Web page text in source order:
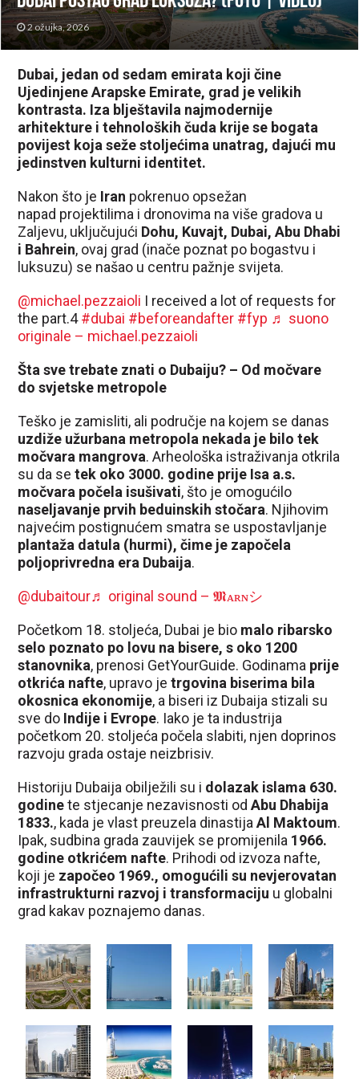
2 ožujka, 2026
Dubai, jedan od sedam emirata koji čine
Ujedinjene Arapske Emirate, grad je velikih
kontrasta. Iza blještavila najmodernije
arhitekture i tehnoloških čuda krije se bogata
povijest koja seže stoljećima unatrag, dajući mu
jedinstven kulturni identitet.
Nakon što je Iran pokrenuo opsežan
napad projektilima i dronovima na više gradova u
Zaljevu, uključujući Dohu, Kuvajt, Dubai, Abu Dhabi
i Bahrein, ovaj grad (inače poznat po bogastvu i
luksuzu) se našao u centru pažnje svijeta.
@michael.pezzaioli I received a lot of requests for
the part.4#dubai #beforeandafter #fyp ♬ suono
originale – michael.pezzaioli
Šta sve trebate znati o Dubaiju? – Od močvare
do svjetske metropole
Teško je zamisliti, ali područje na kojem se danas
uzdiže užurbana metropola nekada je bilo tek
močvara mangrova. Arheološka istraživanja otkrila
su da se tek oko 3000. godine prije Isa a.s.
močvara počela isušivati, što je omogućilo
naseljavanje prvih beduinskih stočara. Njihovim
najvećim postignućem smatra se uspostavljanje
plantaža datula (hurmi), čime je započela
poljoprivredna era Dubaija.
@dubaitour♬ original sound – 𝕸ᴀʀɴシ
Početkom 18. stoljeća, Dubai je bio malo ribarsko
selo poznato po lovu na bisere, s oko 1200
stanovnika, prenosi GetYourGuide. Godinama prije
otkrića nafte, upravo jetrgovina biserima bila
okosnica ekonomije, a biseri iz Dubaija stizali su
sve do Indije i Evrope. Iako je ta industrija
početkom 20. stoljeća počela slabiti, njen doprinos
razvoju grada ostaje neizbrisiv.
Historiju Dubaija obilježili su i dolazak islama 630.
godinete stjecanje nezavisnosti odAbu Dhabija
1833., kada je vlast preuzela dinastijaAl Maktoum.
Ipak, sudbina grada zauvijek se promijenila 1966.
godine otkrićem nafte. Prihodi od izvoza nafte,
koji je započeo 1969., omogućili su nevjerovatan
infrastrukturni razvoj i transformaciju u globalni
grad kakav poznajemo danas.